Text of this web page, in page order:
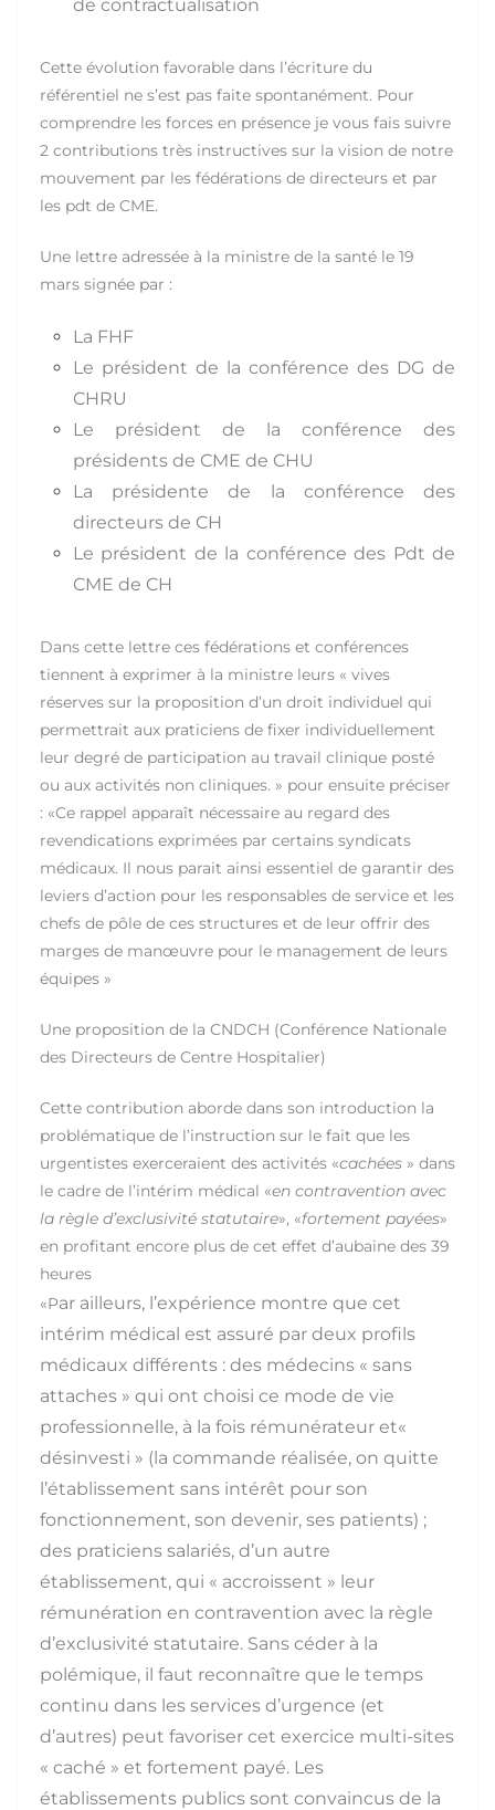
de contractualisation
Cette évolution favorable dans l’écriture du
référentiel ne s’est pas faite spontanément. Pour
comprendre les forces en présence je vous fais suivre
2 contributions très instructives sur la vision de notre
mouvement par les fédérations de directeurs et par
les pdt de CME.
Une lettre adressée à la ministre de la santé le 19
mars signée par :
La FHF
Le président de la conférence des DG de
CHRU
Le président de la conférence des
présidents de CME de CHU
La présidente de la conférence des
directeurs de CH
Le président de la conférence des Pdt de
CME de CH
Dans cette lettre ces fédérations et conférences
tiennent à exprimer à la ministre leurs « vives
réserves sur la proposition d’un droit individuel qui
permettrait aux praticiens de fixer individuellement
leur degré de participation au travail clinique posté
ou aux activités non cliniques. » pour ensuite préciser
: «Ce rappel apparaît nécessaire au regard des
revendications exprimées par certains syndicats
médicaux. Il nous parait ainsi essentiel de garantir des
leviers d’action pour les responsables de service et les
chefs de pôle de ces structures et de leur offrir des
marges de manœuvre pour le management de leurs
équipes »
Une proposition de la CNDCH (Conférence Nationale
des Directeurs de Centre Hospitalier)
Cette contribution aborde dans son introduction la
problématique de l’instruction sur le fait que les
urgentistes exerceraient des activités «cachées » dans
le cadre de l’intérim médical «en contravention avec
la règle d’exclusivité statutaire», «fortement payées»
en profitant encore plus de cet effet d’aubaine des 39
heures
«Par ailleurs, l’expérience montre que cet
intérim médical est assuré par deux profils
médicaux différents : des médecins « sans
attaches » qui ont choisi ce mode de vie
professionnelle, à la fois rémunérateur et«
désinvesti » (la commande réalisée, on quitte
l’établissement sans intérêt pour son
fonctionnement, son devenir, ses patients) ;
des praticiens salariés, d’un autre
établissement, qui « accroissent » leur
rémunération en contravention avec la règle
d’exclusivité statutaire. Sans céder à la
polémique, il faut reconnaître que le temps
continu dans les services d’urgence (et
d’autres) peut favoriser cet exercice multi-sites
« caché » et fortement payé. Les
établissements publics sont convaincus de la